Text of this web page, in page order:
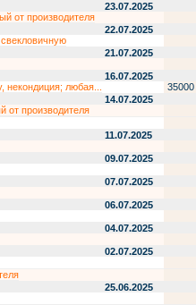
23.07.2025
от производителя
22.07.2025
21.07.2025
16.07.2025
некондиция; любая...
35000
14.07.2025
от производителя
11.07.2025
09.07.2025
07.07.2025
06.07.2025
04.07.2025
02.07.2025
25.06.2025